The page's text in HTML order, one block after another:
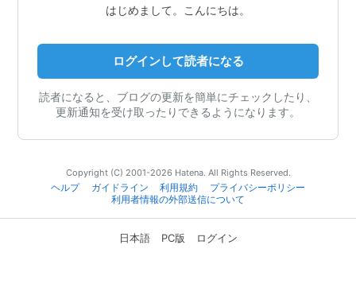
はじめまして。こんにちは。
ログインして読者になる
読者になると、ブログの更新を簡単にチェックしたり、
更新通知を受け取ったりできるようになります。
Copyright (C) 2001-2026 Hatena. All Rights Reserved.
ヘルプ
ガイドライン 利用規約
プライバシーポリシー
利用者情報の外部送信について
日本語 PC版 ログイン